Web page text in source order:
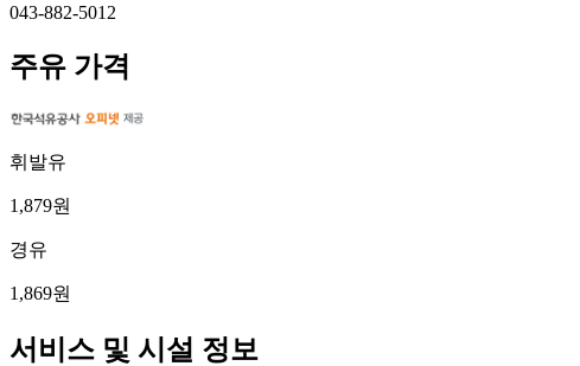
043-882-5012
주유 가격
휘발유
1,879원
경유
1,869원
서비스 및 시설 정보